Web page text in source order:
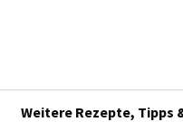
Weitere Rezepte, Tipps